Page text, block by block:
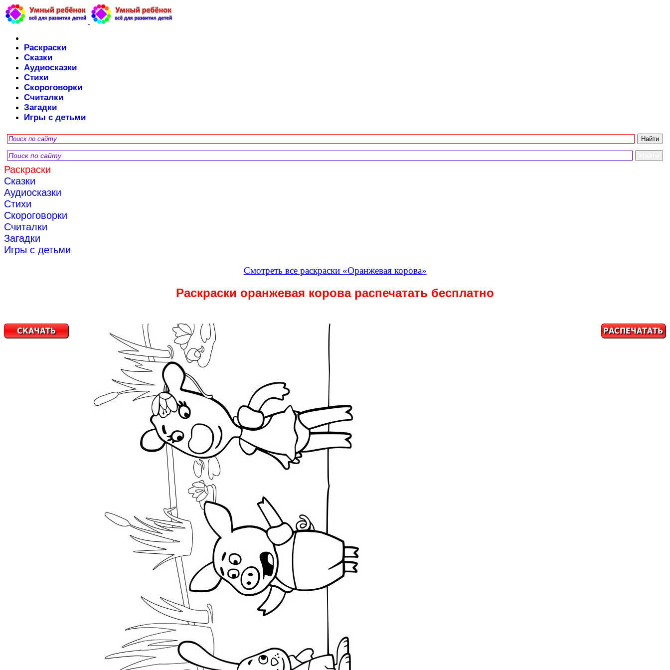
Раскраски
Сказки
Аудиосказки
Стихи
Скороговорки
Считалки
Загадки
Игры с детьми
Раскраски
Сказки
Аудиосказки
Стихи
Скороговорки
Считалки
Загадки
Игры с детьми
Смотреть все раскраски «Оранжевая корова»
Раскраски оранжевая корова распечатать бесплатно